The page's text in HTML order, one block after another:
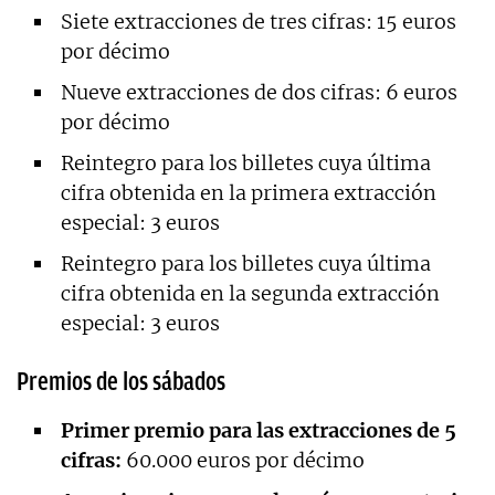
Siete extracciones de tres cifras: 15 euros
por décimo
Nueve extracciones de dos cifras: 6 euros
por décimo
Reintegro para los billetes cuya última
cifra obtenida en la primera extracción
especial: 3 euros
Reintegro para los billetes cuya última
cifra obtenida en la segunda extracción
especial: 3 euros
Premios de los sábados
Primer premio para las extracciones de 5
cifras: 60.000 euros por décimo